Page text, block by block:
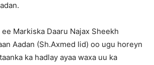
Markiska Daaru Najax Sheekh
Aadan (Sh.Axmed Iid) oo ugu horeyn
ka hadlay ayaa waxa uu ka